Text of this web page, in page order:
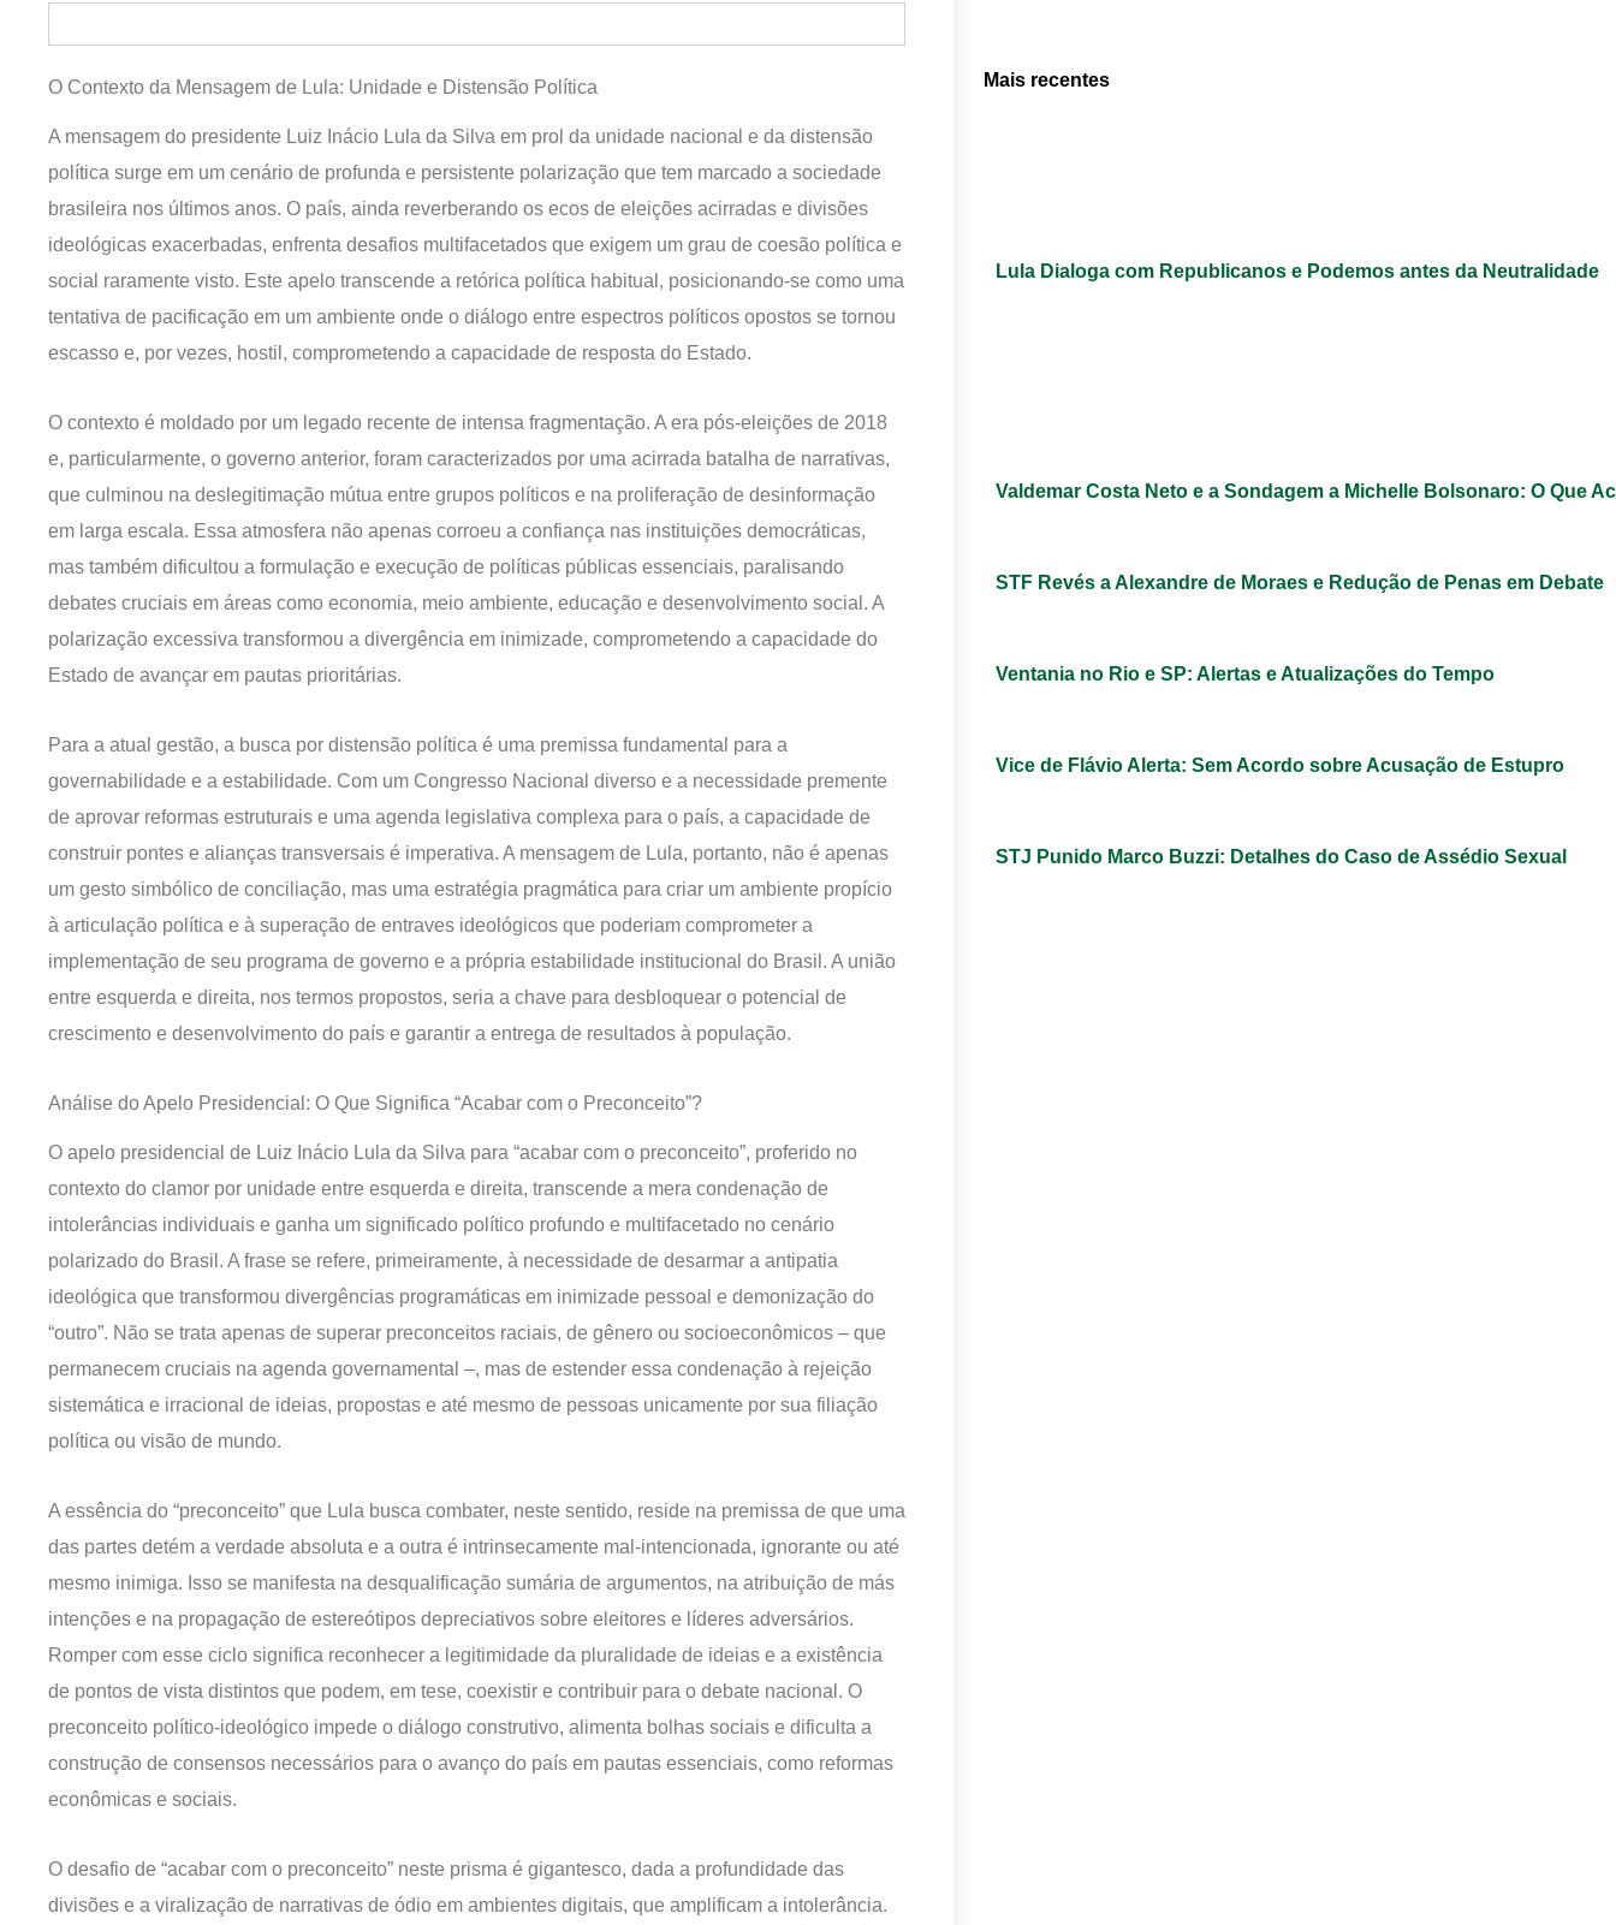
O Contexto da Mensagem de Lula: Unidade e Distensão Política
A mensagem do presidente Luiz Inácio Lula da Silva em prol da unidade nacional e da distensão
política surge em um cenário de profunda e persistente polarização que tem marcado a sociedade
brasileira nos últimos anos. O país, ainda reverberando os ecos de eleições acirradas e divisões
ideológicas exacerbadas, enfrenta desafios multifacetados que exigem um grau de coesão política e
social raramente visto. Este apelo transcende a retórica política habitual, posicionando-se como uma
tentativa de pacificação em um ambiente onde o diálogo entre espectros políticos opostos se tornou
escasso e, por vezes, hostil, comprometendo a capacidade de resposta do Estado.
O contexto é moldado por um legado recente de intensa fragmentação. A era pós-eleições de 2018
e, particularmente, o governo anterior, foram caracterizados por uma acirrada batalha de narrativas,
que culminou na deslegitimação mútua entre grupos políticos e na proliferação de desinformação
em larga escala. Essa atmosfera não apenas corroeu a confiança nas instituições democráticas,
mas também dificultou a formulação e execução de políticas públicas essenciais, paralisando
debates cruciais em áreas como economia, meio ambiente, educação e desenvolvimento social. A
polarização excessiva transformou a divergência em inimizade, comprometendo a capacidade do
Estado de avançar em pautas prioritárias.
Para a atual gestão, a busca por distensão política é uma premissa fundamental para a
governabilidade e a estabilidade. Com um Congresso Nacional diverso e a necessidade premente
de aprovar reformas estruturais e uma agenda legislativa complexa para o país, a capacidade de
construir pontes e alianças transversais é imperativa. A mensagem de Lula, portanto, não é apenas
um gesto simbólico de conciliação, mas uma estratégia pragmática para criar um ambiente propício
à articulação política e à superação de entraves ideológicos que poderiam comprometer a
implementação de seu programa de governo e a própria estabilidade institucional do Brasil. A união
entre esquerda e direita, nos termos propostos, seria a chave para desbloquear o potencial de
crescimento e desenvolvimento do país e garantir a entrega de resultados à população.
Análise do Apelo Presidencial: O Que Significa “Acabar com o Preconceito”?
O apelo presidencial de Luiz Inácio Lula da Silva para “acabar com o preconceito”, proferido no
contexto do clamor por unidade entre esquerda e direita, transcende a mera condenação de
intolerâncias individuais e ganha um significado político profundo e multifacetado no cenário
polarizado do Brasil. A frase se refere, primeiramente, à necessidade de desarmar a antipatia
ideológica que transformou divergências programáticas em inimizade pessoal e demonização do
“outro”. Não se trata apenas de superar preconceitos raciais, de gênero ou socioeconômicos – que
permanecem cruciais na agenda governamental –, mas de estender essa condenação à rejeição
sistemática e irracional de ideias, propostas e até mesmo de pessoas unicamente por sua filiação
política ou visão de mundo.
A essência do “preconceito” que Lula busca combater, neste sentido, reside na premissa de que uma
das partes detém a verdade absoluta e a outra é intrinsecamente mal-intencionada, ignorante ou até
mesmo inimiga. Isso se manifesta na desqualificação sumária de argumentos, na atribuição de más
intenções e na propagação de estereótipos depreciativos sobre eleitores e líderes adversários.
Romper com esse ciclo significa reconhecer a legitimidade da pluralidade de ideias e a existência
de pontos de vista distintos que podem, em tese, coexistir e contribuir para o debate nacional. O
preconceito político-ideológico impede o diálogo construtivo, alimenta bolhas sociais e dificulta a
construção de consensos necessários para o avanço do país em pautas essenciais, como reformas
econômicas e sociais.
O desafio de “acabar com o preconceito” neste prisma é gigantesco, dada a profundidade das
divisões e a viralização de narrativas de ódio em ambientes digitais, que amplificam a intolerância.
Mais recentes
Lula Dialoga com Republicanos e Podemos antes da Neutralidade
Valdemar Costa Neto e a Sondagem a Michelle Bolsonaro: O Que
STF Revés a Alexandre de Moraes e Redução de Penas em Debate
Ventania no Rio e SP: Alertas e Atualizações do Tempo
Vice de Flávio Alerta: Sem Acordo sobre Acusação de Estupro
STJ Punido Marco Buzzi: Detalhes do Caso de Assédio Sexual